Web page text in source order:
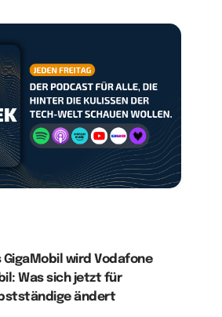
GigaMobil wird Vodafone
Was sich jetzt für
ändert